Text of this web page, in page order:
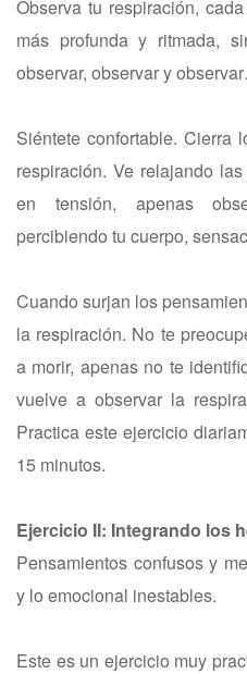
Observa tu respiración,
más profunda y ritmada,
observar, observar y
Siéntete confortable. Cierra
respiración. Ve relajando
en tensión, apenas
percibiendo tu cuerpo,
Cuando surjan los
la respiración. No te
a morir, apenas no te
vuelve a observar la
Practica este ejercicio
15 minutos.
Ejercicio II: Integrando los
Pensamientos confusos y
y lo emocional inestables.
Este es un ejercicio muy